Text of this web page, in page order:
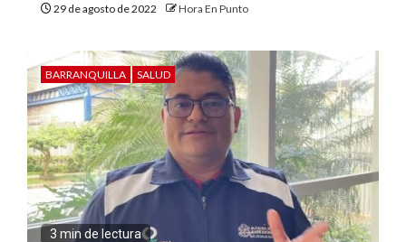
29 de agosto de 2022 Hora En Punto
BARRANQUILLA SALUD
3 min de lectura